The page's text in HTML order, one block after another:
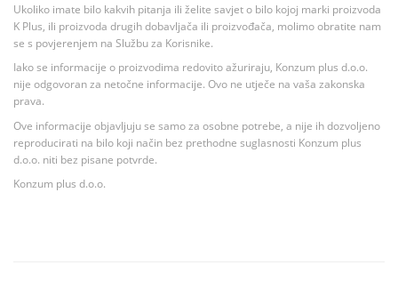
Ukoliko imate bilo kakvih pitanja ili želite savjet o bilo kojoj marki proizvoda
K Plus, ili proizvoda drugih dobavljača ili proizvođača, molimo obratite nam
se s povjerenjem na Službu za Korisnike.
Iako se informacije o proizvodima redovito ažuriraju, Konzum plus d.o.o.
nije odgovoran za netočne informacije. Ovo ne utječe na vaša zakonska
prava.
Ove informacije objavljuju se samo za osobne potrebe, a nije ih dozvoljeno
reproducirati na bilo koji način bez prethodne suglasnosti Konzum plus
d.o.o. niti bez pisane potvrde.
Konzum plus d.o.o.